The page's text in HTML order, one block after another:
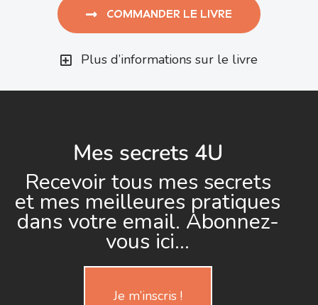
COMMANDER LE LIVRE
Plus d’informations sur le livre
Mes secrets 4U
Recevoir tous mes secrets
et mes meilleures pratiques
dans votre email. Abonnez-
vous ici…
Je m’inscris !